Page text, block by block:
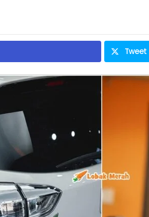
Tweet